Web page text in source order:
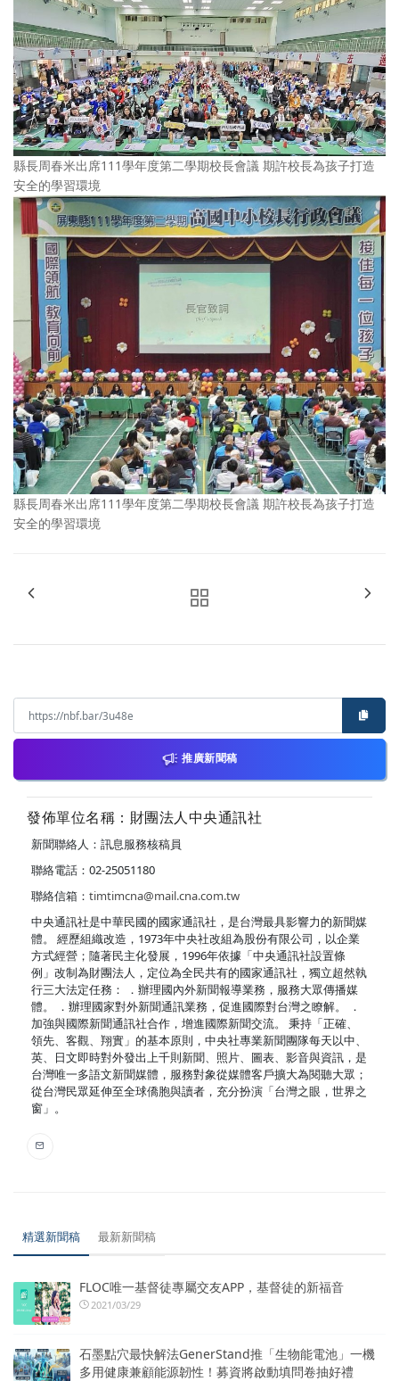
縣長周春米出席111學年度第二學期校長會議 期許校長為孩子打造
安全的學習環境
縣長周春米出席111學年度第二學期校長會議 期許校長為孩子打造
安全的學習環境
推廣新聞稿
發佈單位名稱：財團法人中央通訊社
新聞聯絡人：訊息服務核稿員
聯絡電話：02-25051180
聯絡信箱： timtimcna@mail.cna.com.tw
中央通訊社是中華民國的國家通訊社，是台灣最具影響力的新聞媒
體。 經歷組織改造，1973年中央社改組為股份有限公司，以企業
方式經營；隨著民主化發展，1996年依據「中央通訊社設置條
例」改制為財團法人，定位為全民共有的國家通訊社，獨立超然執
行三大法定任務： ．辦理國內外新聞報導業務，服務大眾傳播媒
體。 ．辦理國家對外新聞通訊業務，促進國際對台灣之瞭解。 ．
加強與國際新聞通訊社合作，增進國際新聞交流。 秉持「正確、
領先、客觀、翔實」的基本原則，中央社專業新聞團隊每天以中、
英、日文即時對外發出上千則新聞、照片、圖表、影音與資訊，是
台灣唯一多語文新聞媒體，服務對象從媒體客戶擴大為閱聽大眾；
從台灣民眾延伸至全球僑胞與讀者，充分扮演「台灣之眼，世界之
窗」。
精選新聞稿 最新新聞稿
FLOC唯一基督徒專屬交友APP，基督徒的新福音
2021/03/29
石墨點穴最快解法GenerStand推「生物能電池」一機
多用健康兼顧能源韌性！募資將啟動填問卷抽好禮